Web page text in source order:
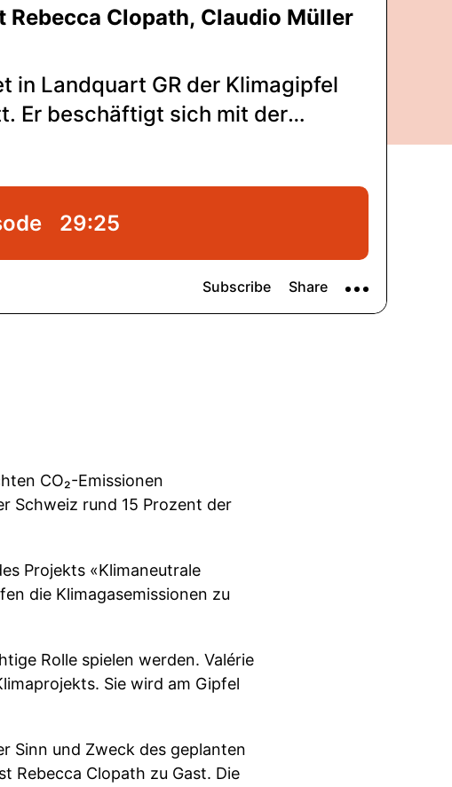
CO₂-Emissionen
Schweiz rund 15 Prozent der
Projekts «Klimaneutrale
die Klimagasemissionen zu
Rolle spielen werden. Valérie
Sie wird am Gipfel
Sinn und Zweck des geplanten
Rebecca Clopath zu Gast. Die